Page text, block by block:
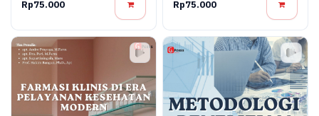
Rp75.000 Rp75.000